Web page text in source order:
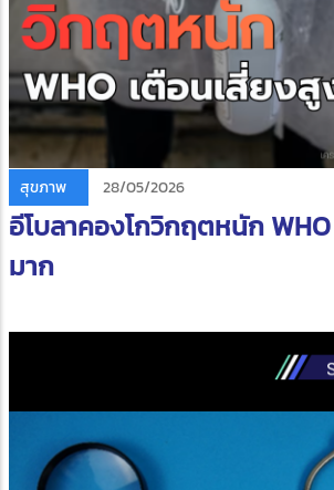
สุขภาพ 28/05/2026
อีโบลาคองโกวิกฤตหนัก
มาก